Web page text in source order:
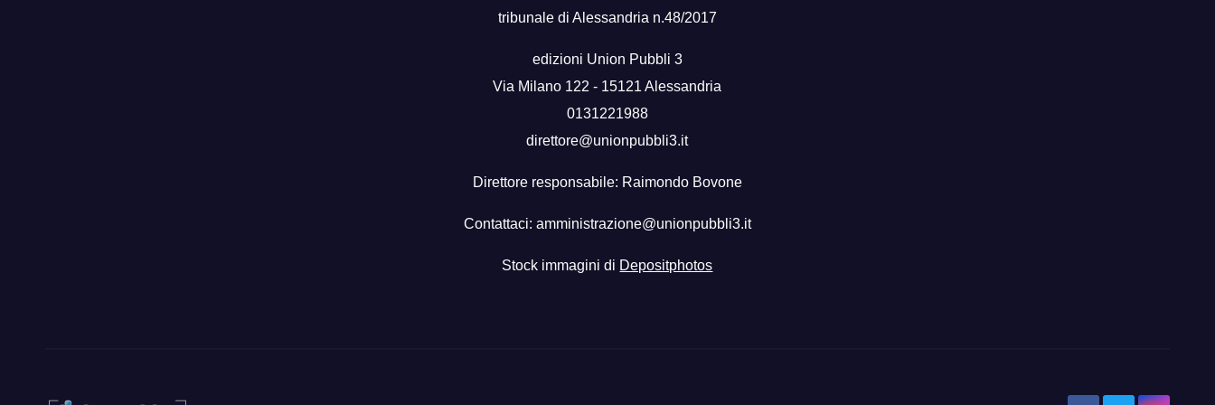
tribunale di Alessandria n.48/2017
edizioni Union Pubbli 3
Via Milano 122 - 15121 Alessandria
0131221988
direttore@unionpubbli3.it
Direttore responsabile: Raimondo Bovone
Contattaci: amministrazione@unionpubbli3.it
Stock immagini di Depositphotos